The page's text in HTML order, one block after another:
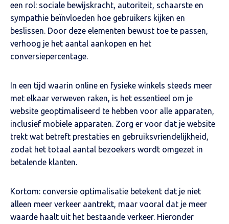
een rol: sociale bewijskracht, autoriteit, schaarste en
sympathie beïnvloeden hoe gebruikers kijken en
beslissen. Door deze elementen bewust toe te passen,
verhoog je het aantal aankopen en het
conversiepercentage.
In een tijd waarin online en fysieke winkels steeds meer
met elkaar verweven raken, is het essentieel om je
website geoptimaliseerd te hebben voor alle apparaten,
inclusief mobiele apparaten. Zorg er voor dat je website
trekt wat betreft prestaties en gebruiksvriendelijkheid,
zodat het totaal aantal bezoekers wordt omgezet in
betalende klanten.
Kortom: conversie optimalisatie betekent dat je niet
alleen meer verkeer aantrekt, maar vooral dat je meer
waarde haalt uit het bestaande verkeer. Hieronder